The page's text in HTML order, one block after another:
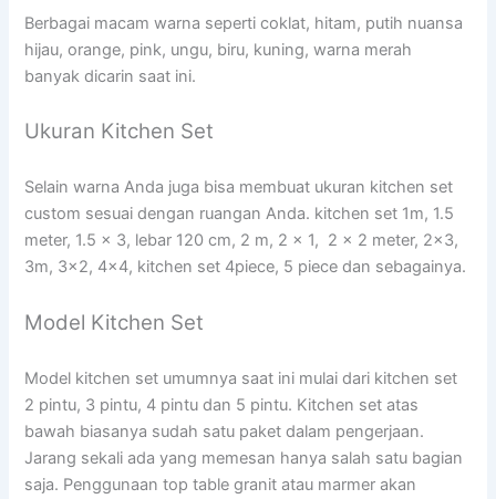
Berbagai macam warna seperti coklat, hitam, putih nuansa
hijau, orange, pink, ungu, biru, kuning, warna merah
banyak dicarin saat ini.
Ukuran Kitchen Set
Selain warna Anda juga bisa membuat ukuran kitchen set
custom sesuai dengan ruangan Anda. kitchen set 1m, 1.5
meter, 1.5 x 3, lebar 120 cm, 2 m, 2 x 1, 2 x 2 meter, 2×3,
3m, 3×2, 4×4, kitchen set 4piece, 5 piece dan sebagainya.
Model Kitchen Set
Model kitchen set umumnya saat ini mulai dari kitchen set
2 pintu, 3 pintu, 4 pintu dan 5 pintu. Kitchen set atas
bawah biasanya sudah satu paket dalam pengerjaan.
Jarang sekali ada yang memesan hanya salah satu bagian
saja. Penggunaan top table granit atau marmer akan